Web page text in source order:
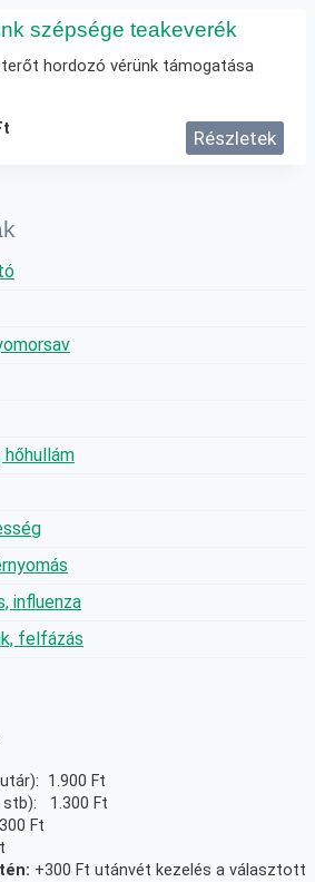
szépsége teakeverék
hordozó vérünk támogatása
Részletek
hőhullám
influenza
felfázás
1.900 Ft
stb): 1.300 Ft
Ft
+300 Ft utánvét kezelés a választott